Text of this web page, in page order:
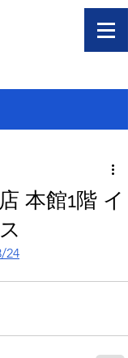
本館1階 イ
ス
24